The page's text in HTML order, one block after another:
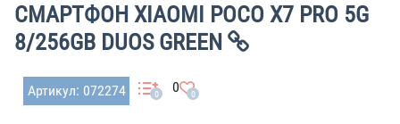
СМАРТФОН XIAOMI POCO X7 PRO 5G
8/256GB DUOS GREEN
Артикул: 072274 0 0 0